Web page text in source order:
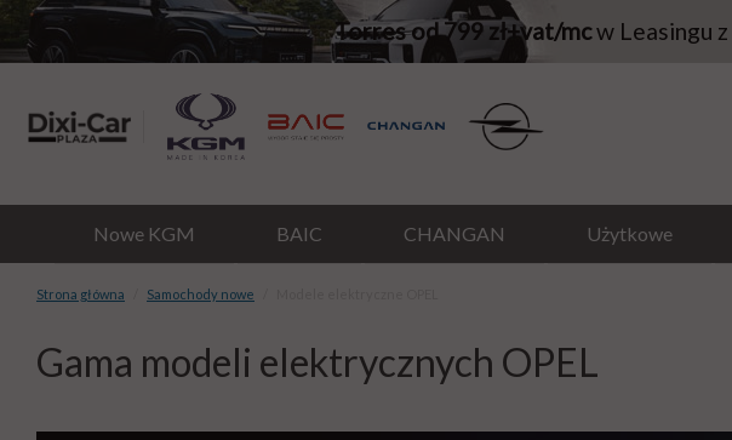
Torres od 799 zł+vat/mcw Leasingu z
Nowe KGM BAIC CHANGAN Użytkowe
Strona główna Samochody nowe
Gama modeli elektrycznych OPEL